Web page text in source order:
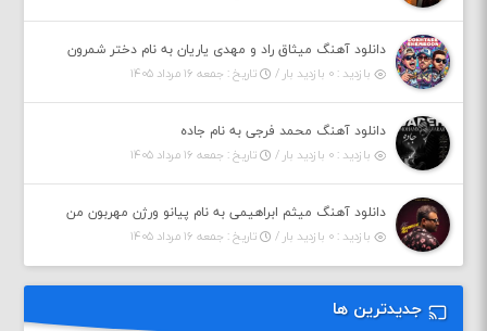
دانلود آهنگ میثاق راد و مهدی یاریان به نام دختر شمرون
بازدید : ۰ بازدید بار /
تاریخ : جمعه ۱۶ مرداد ۱۴۰۵
دانلود آهنگ محمد فرجی به نام جاده
بازدید : ۰ بازدید بار /
تاریخ : جمعه ۱۶ مرداد ۱۴۰۵
دانلود آهنگ میثم ابراهیمی به نام پیانو ورژن مهربون من
بازدید : ۰ بازدید بار /
تاریخ : جمعه ۱۶ مرداد ۱۴۰۵
جدیدترین ها